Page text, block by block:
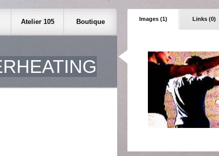
Images (1) Links (0)
Atelier 105 Boutique